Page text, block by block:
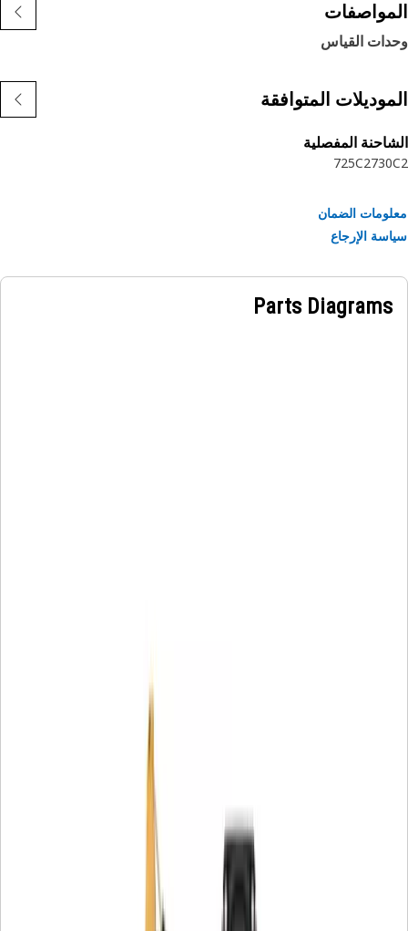
تعديلها لتتناسب مع الماكينات الأقدم.‬‏‫
مصممة للاستخدام في الظروف شديدة القسوة.
القياس
المتوافقة
المفصلية
725C2
الضمان
الإرجاع
Parts Diagrams